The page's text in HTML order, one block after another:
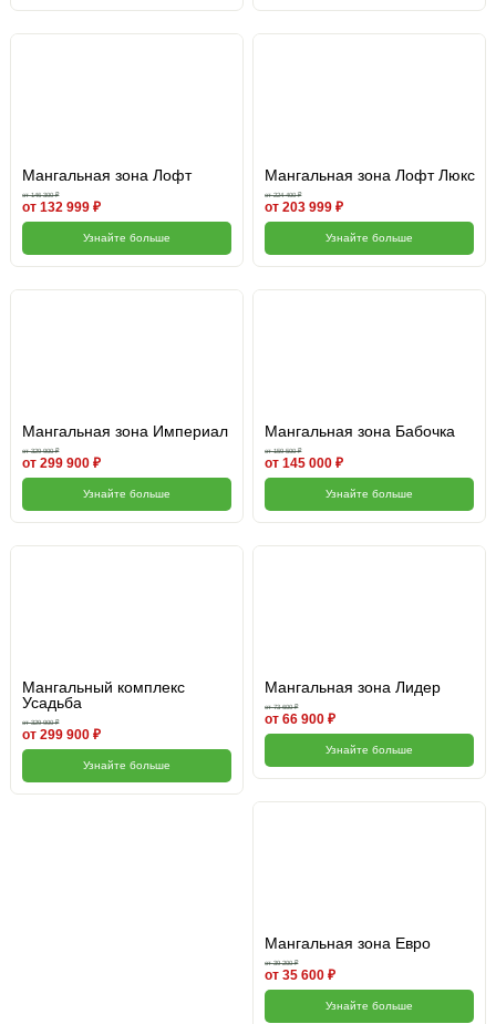
Мангальная зона Лофт
от 146 300 ₽
от 132 999 ₽
Узнайте больше
Мангальная зона Лофт Люкс
от 224 400 ₽
от 203 999 ₽
Узнайте больше
Мангальная зона Империал
от 329 900 ₽
от 299 900 ₽
Узнайте больше
Мангальная зона Бабочка
от 159 500 ₽
от 145 000 ₽
Узнайте больше
Мангальный комплекс
Усадьба
от 329 900 ₽
от 299 900 ₽
Узнайте больше
Мангальная зона Лидер
от 73 600 ₽
от 66 900 ₽
Узнайте больше
Мангальная зона Евро
от 39 200 ₽
от 35 600 ₽
Узнайте больше